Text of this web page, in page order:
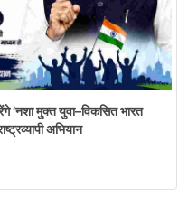
‘नशा मुक्त युवा–विकसित भारत
अभियान